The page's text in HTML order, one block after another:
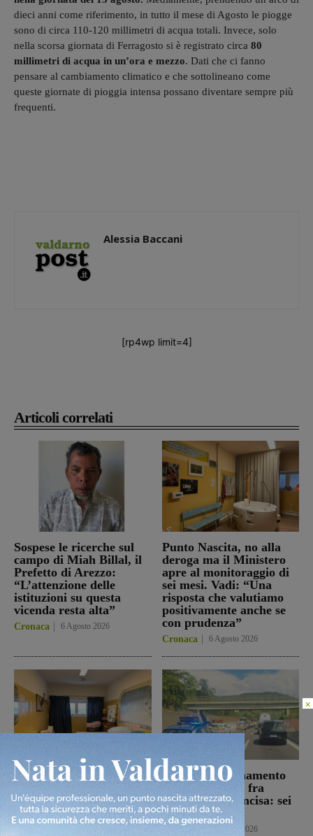
Articoli correlati
Sospese le ricerche sul
campo di Miah Billal, il
Prefetto di Arezzo:
“L’attenzione delle
istituzioni su questa
vicenda resta alta”
Cronaca 6 Agosto 2026
Punto Nascita, no alla
deroga ma il Ministero
apre al monitoraggio di
sei mesi. Vadi: “Una
risposta che valutiamo
positivamente anche se
con prudenza”
Cronaca 6 Agosto 2026
Punto nascita: il CPNN
dà parere negativo alla
richiesta di deroga. Asl e
Regione esprimono
disappunto
Doppio tamponamento
nel tratto di A1 fra
Firenze sud e Incisa: sei
persone ferite
Cronaca 6 Agosto 2026
dieci anni come riferimento, in tutto il mese di Agosto le piogge
sono di circa 110-120 millimetri di acqua totali. Invece, solo
nella scorsa giornata di Ferragosto si è registrato circa 80
millimetri di acqua in un’ora e mezzo. Dati che ci fanno
pensare al cambiamento climatico e che sottolineano come
queste giornate di pioggia intensa possano diventare sempre più
frequenti.
Alessia Baccani
[rp4wp limit=4]
×